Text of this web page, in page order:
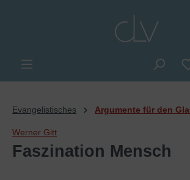
Evangelistisches Argumente für den
Werner Gitt
Faszination Mensch